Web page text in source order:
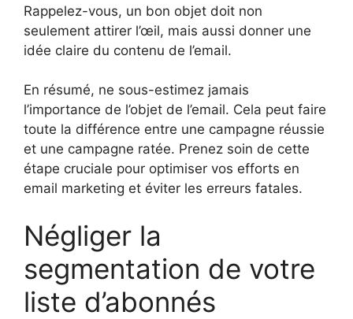
Rappelez-vous, un bon objet doit non
seulement attirer l’œil, mais aussi donner une
idée claire du contenu de l’email.
En résumé, ne sous-estimez jamais
l’importance de l’objet de l’email. Cela peut faire
toute la différence entre une campagne réussie
et une campagne ratée. Prenez soin de cette
étape cruciale pour optimiser vos efforts en
email marketing et éviter les erreurs fatales.
Négliger la
segmentation de votre
liste d’abonnés